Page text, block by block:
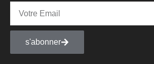
s'abonner